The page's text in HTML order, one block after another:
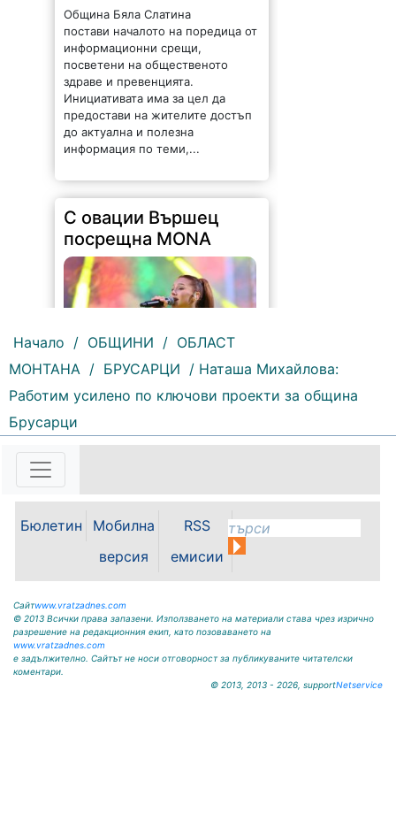
С овации Вършец
посрещна MONA
142 | 2026-08-05 09:30:06
Вършец посрещна с бурни
овации новата звезда на
българската музика – MONA. Със
съчетание на съвременно
звучене и български фолклор,
Начало / ОБЩИНИ / ОБЛАСТ
МОНТАНА / БРУСАРЦИ / Наташа Михайлова:
Работим усилено по ключови проекти за община
Брусарци
Бюлетин
Мобилна
версия
RSS
емисии
Сайтwww.vratzadnes.com
© 2013 Всички права запазени. Използването на материали става чрез изрично
разрешение на редакционния екип, като позоваването на
www.vratzadnes.com
е задължително. Сайтът не носи отговорност за публикуваните читателски
коментари.
© 2013, 2013 - 2026, supportNetservice